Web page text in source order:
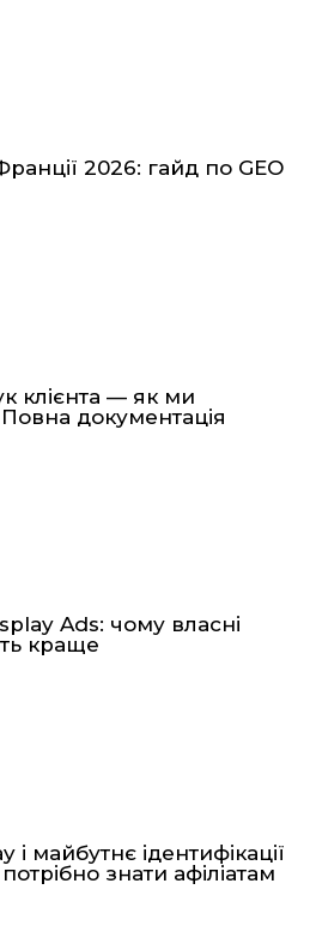
2026: гайд по GEO
клієнта — як ми
документація
Ads: чому власні
краще
і майбутнє ідентифікації
знати афіліатам